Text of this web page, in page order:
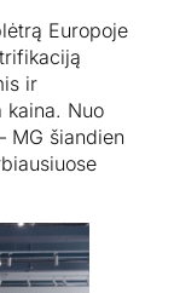
Europoje
ir
kaina. Nuo
MG šiandien